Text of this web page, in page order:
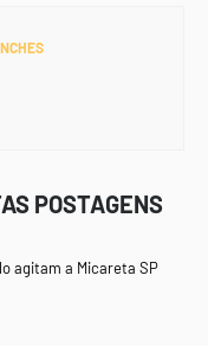
POSTAGENS
agitam a Micareta SP